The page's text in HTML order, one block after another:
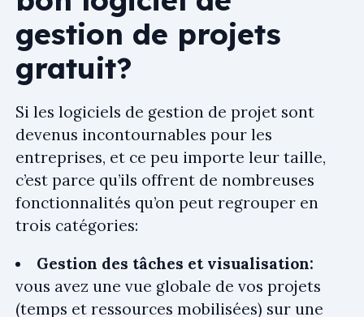
gestion de projets
gratuit?
Si les logiciels de gestion de projet sont
devenus incontournables pour les
entreprises, et ce peu importe leur taille,
c’est parce qu’ils offrent de nombreuses
fonctionnalités qu’on peut regrouper en
trois catégories:
Gestion des tâches et visualisation:
vous avez une vue globale de vos projets
(temps et ressources mobilisées) sur une